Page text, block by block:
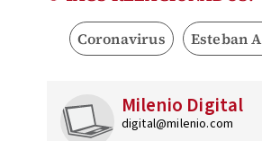
Coronavirus Esteban
Milenio Digital
digital@milenio.com